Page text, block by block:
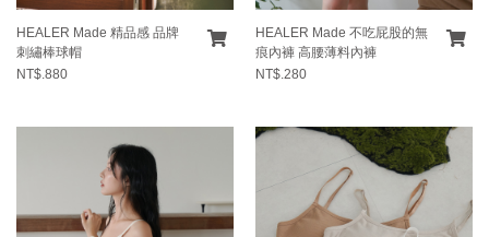
HEALER Made 精品感 品牌
刺繡棒球帽
NT$.880
HEALER Made 不吃屁股的無
痕內褲 高腰薄料內褲
NT$.280